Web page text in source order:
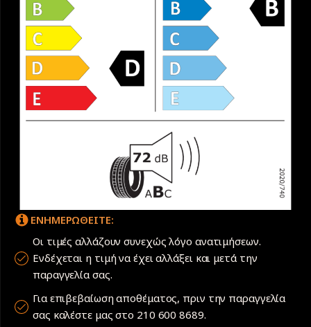
ΕΝΗΜΕΡΩΘΕΙΤΕ:
Οι τιμές αλλάζουν συνεχώς λόγο ανατιμήσεων.
Ενδέχεται η τιμή να έχει αλλάξει και μετά την
παραγγελία σας.
Για επιβεβαίωση αποθέματος, πριν την παραγγελία
σας καλέστε μας στο 210 600 8689.